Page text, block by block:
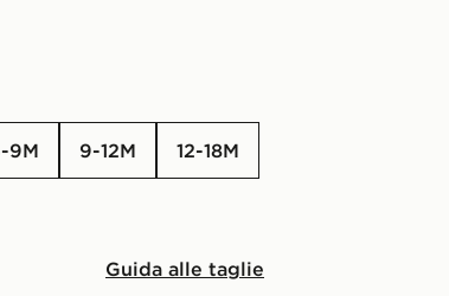
6-9M 9-12M 12-18M
Guida alle taglie